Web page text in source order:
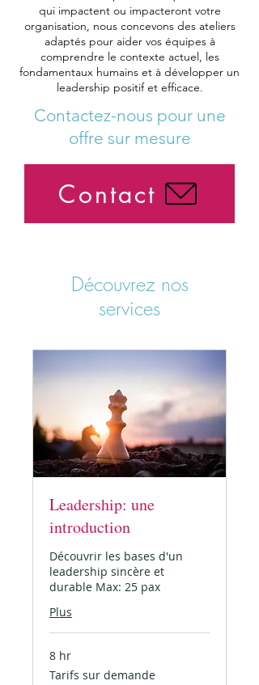
qui impactent ou impacteront votre
organisation, nous concevons des ateliers
adaptés pour aider vos équipes à
comprendre le contexte actuel, les
fondamentaux humains et à développer un
leadership positif et efficace.
Contactez-nous pour une
offre sur mesure
Contact
Découvrez nos
services
Leadership: une
introduction
Découvrir les bases d'un
leadership sincère et
durable Max: 25 pax
Plus
8 hr
Tarifs
sur
Tarifs sur demande